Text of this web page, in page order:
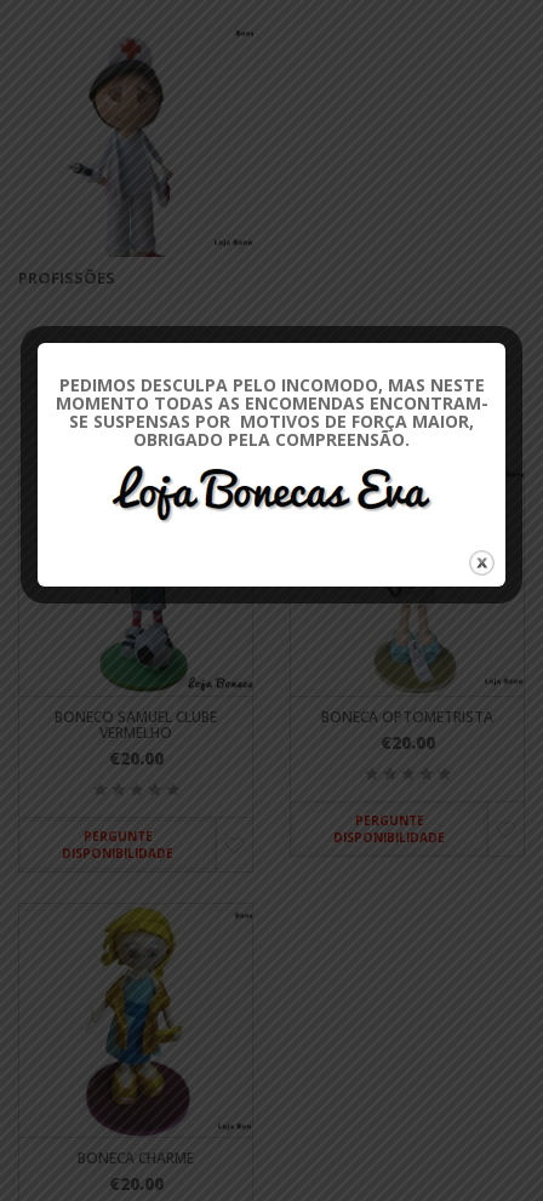
PROFISSÕES
OS FAVORITOS
BONECO SAMUEL CLUBE
VERMELHO
€20.00
PERGUNTE
DISPONIBILIDADE
BONECA OPTOMETRISTA
€20.00
PERGUNTE
DISPONIBILIDADE
BONECA CHARME
€20.00
PEDIMOS DESCULPA PELO INCOMODO, MAS NESTE
MOMENTO TODAS AS ENCOMENDAS ENCONTRAM-
SE SUSPENSAS POR MOTIVOS DE FORÇA MAIOR,
OBRIGADO PELA COMPREENSÃO.